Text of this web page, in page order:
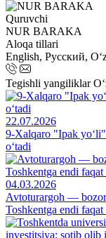
Quruvchi
NUR BARAKA
Aloqa tillari
English, Русский,
Tegishli yangiliklar
22.07.2026
9-Xalqaro "Ipak yo‘li"
o‘tadi
04.03.2026
Avtoturargoh —
Toshkentga endi